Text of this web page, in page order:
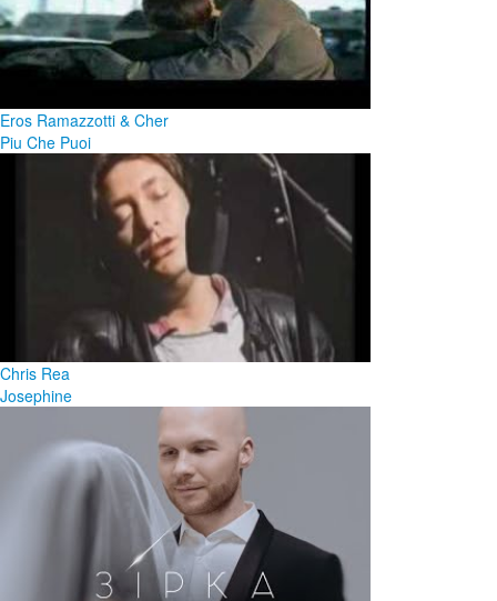
Eros Ramazzotti & Cher
Piu Che Puoi
Chris Rea
Josephine